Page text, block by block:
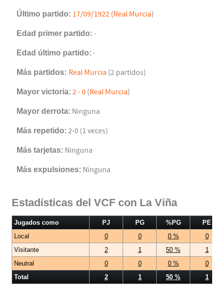
Último partido: 17/09/1922 (Real Murcia)
Edad primer partido: -
Edad último partido: -
Más partidos: Real Murcia (2 partidos)
Mayor victoria: 2 - 0 (Real Murcia)
Mayor derrota: Ninguna
Más repetido: 2-0 (1 veces)
Más tarjetas: Ninguna
Más expulsiones: Ninguna
Estadísticas del VCF con La Viña
Jugados como PJ PG %PG
PE
Local
0 0 0 %
0
Visitante
2 1 50 %
1
Neutral
0 0 0 %
0
Total
2 1 50 % 1